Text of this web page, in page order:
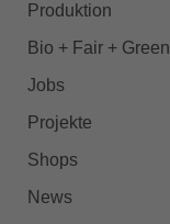
Produktion
Bio + Fair + Green
Jobs
Projekte
Shops
News